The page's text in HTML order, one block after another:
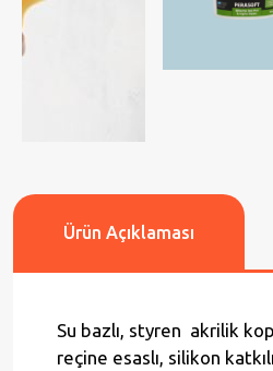
Ürün Açıklaması
Su bazlı, styren akrilik
reçine esaslı, silikon